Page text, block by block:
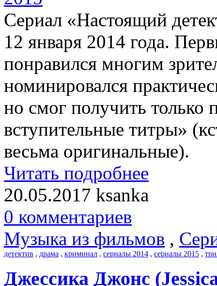
Сериал «Настоящий
12 января 2014 года.
понравился многим
номинировался
но смог получить
вступительные титры»
весьма оригинальные).
Читать подробнее
20.05.2017 ksanka
0 комментариев
Музыка из фильмов ,
детектив , драма , криминал , сериалы 2014 , сериалы 2015 ,
Джессика Джонс